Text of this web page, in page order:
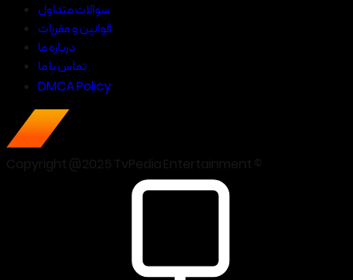
سوالات متداول
قوانین و مقررات
درباره ما
تماس با ما
DMCA Policy